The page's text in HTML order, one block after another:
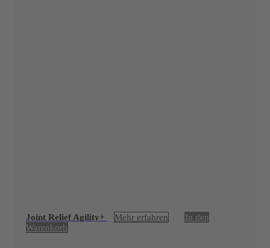
Joint Relief Agility+ Mehr erfahren
In den
Warenkorb